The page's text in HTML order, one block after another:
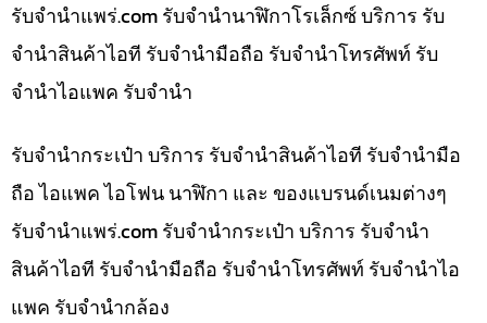
รับจํานําแพร่.com รับจำนำนาฬิกาโรเล็กซ์ บริการ รับ
จำนำสินค้าไอที รับจำนำมือถือ รับจำนำโทรศัพท์ รับ
จำนำไอแพค รับจำนำ
รับจำนำกระเป๋า บริการ รับจำนำสินค้าไอที รับจำนำมือ
ถือ ไอแพค ไอโฟน นาฬิกา และ ของแบรนด์เนมต่างๆ
รับจํานําแพร่.com รับจำนำกระเป๋า บริการ รับจำนำ
สินค้าไอที รับจำนำมือถือ รับจำนำโทรศัพท์ รับจำนำไอ
แพค รับจำนำกล้อง